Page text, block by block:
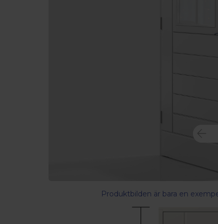
Produktbilden är bara en